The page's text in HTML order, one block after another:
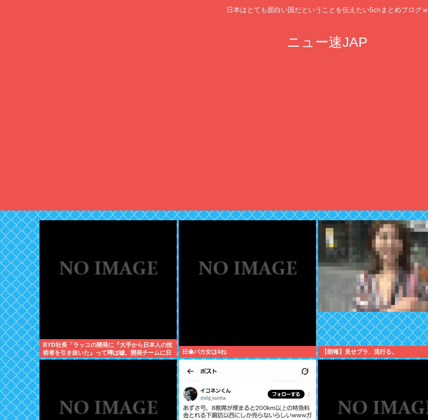
日本はとても面白い国だということを伝えたい5chまとめブログｗ
ニュー速JAP
BYD社長「ラッコの開発に『大手から日本人の技
術者を引き抜いた』って噂は嘘。開発チームに日
本人は0人です」
日傘バカ女は4ね 【朗報】見せブラ、流行る。